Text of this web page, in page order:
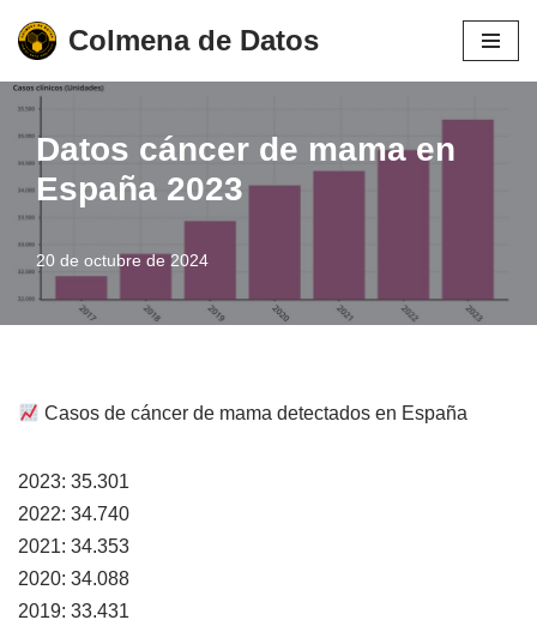
Saltar
contenido
Colmena de Datos
Datos cáncer de mama en
España 2023
20 de octubre de 2024
Casos de cáncer de mama detectados en España
2023: 35.301
2022: 34.740
2021: 34.353
2020: 34.088
2019: 33.431